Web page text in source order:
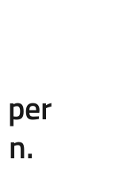
per
n.